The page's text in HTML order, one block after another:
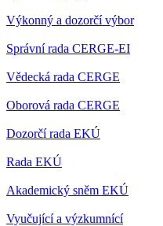
Výkonný a dozorčí výbor
Správní rada CERGE-EI
Vědecká rada CERGE
Oborová rada CERGE
Dozorčí rada EKÚ
Rada EKÚ
Akademický sněm EKÚ
Vyučující a výzkumnící